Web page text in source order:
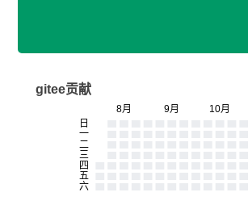
gitee贡献